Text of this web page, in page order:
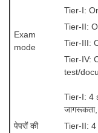
SSC CHSL PDF
SSC CGL TIER-1
Tier-1
Exam
mode
Tier-I:
Tier-II:
Tier-III:
Tier-IV:
test/
पेपरों की
Tier-I: 4
जागरूकता,
Tier-II: 4